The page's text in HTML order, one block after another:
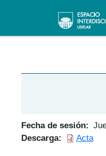
Main
Fecha de sesión
Descarga
Acta